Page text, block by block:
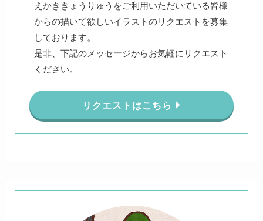
えかききょうりゅうをご利用いただいている皆様
からの描いて欲しいイラストのリクエストを募集
しております。
是非、下記のメッセージからお気軽にリクエスト
ください。
リクエストはこちら